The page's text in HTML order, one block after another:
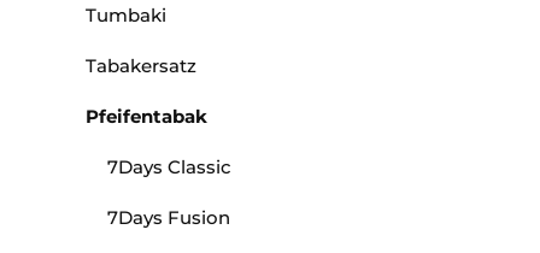
Tumbaki
Tabakersatz
Pfeifentabak
7Days Classic
7Days Fusion